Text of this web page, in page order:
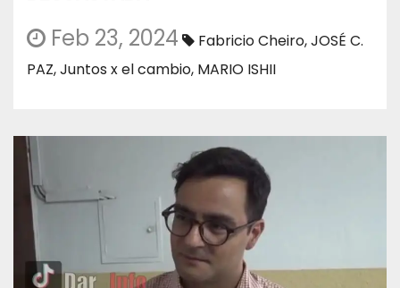
Feb 23, 2024 Fabricio Cheiro,JOSÉ C.
PAZ,Juntos x el cambio, MARIO ISHII